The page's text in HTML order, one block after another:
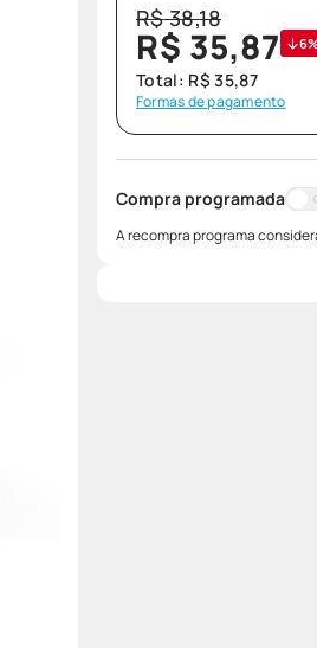
R$38,18
R$ 35,87
Total: R$ 35,87
Formas de pagamento
Compra programada
A recompra programa